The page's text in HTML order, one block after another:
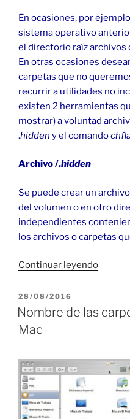
En ocasiones, por
sistema operativo
el directorio raíz archivos
En otras ocasiones
carpetas que no
recurrir a utilidades no
existen 2 herramientas
mostrar) a voluntad
.hidden y el comando
Archivo /.hidden
Se puede crear un archivo
del volumen o en otro
independientes
los archivos o carpetas
Continuar leyendo
oculto
PUBLICADO
EL
28/08/2016
Nombre de las
Mac